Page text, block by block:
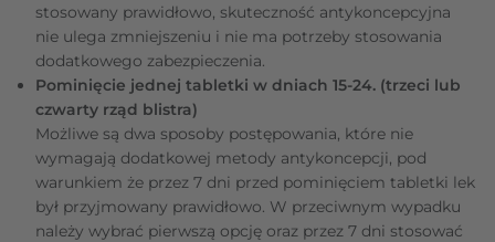
stosowany prawidłowo, skuteczność antykoncepcyjna
nie ulega zmniejszeniu i nie ma potrzeby stosowania
dodatkowego zabezpieczenia.
Pominięcie jednej tabletki w dniach 15-24. (trzeci lub
czwarty rząd blistra)
Możliwe są dwa sposoby postępowania, które nie
wymagają dodatkowej metody antykoncepcji, pod
warunkiem że przez 7 dni przed pominięciem tabletki lek
był przyjmowany prawidłowo. W przeciwnym wypadku
należy wybrać pierwszą opcję oraz przez 7 dni stosować